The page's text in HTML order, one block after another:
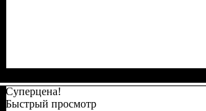
Суперцена!
Быстрый просмотр